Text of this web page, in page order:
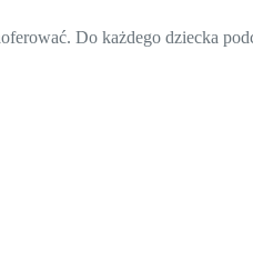
Do każdego dziecka